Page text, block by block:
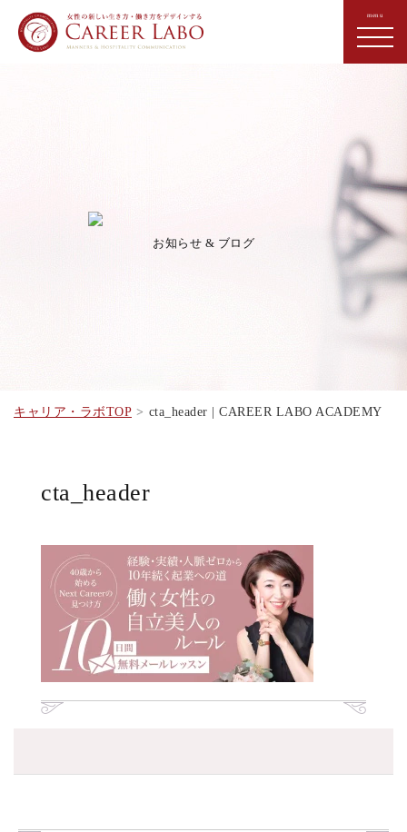
お知らせ & ブログ
キャリア・ラボTOP cta_header | CAREER LABO ACADEMY
cta_header